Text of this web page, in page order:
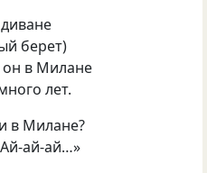
берет)
он в Милане
лет.
в Милане?
ай-ай…»